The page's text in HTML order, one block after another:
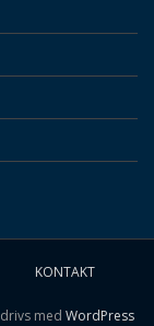
KONTAKT
drivs med WordPress